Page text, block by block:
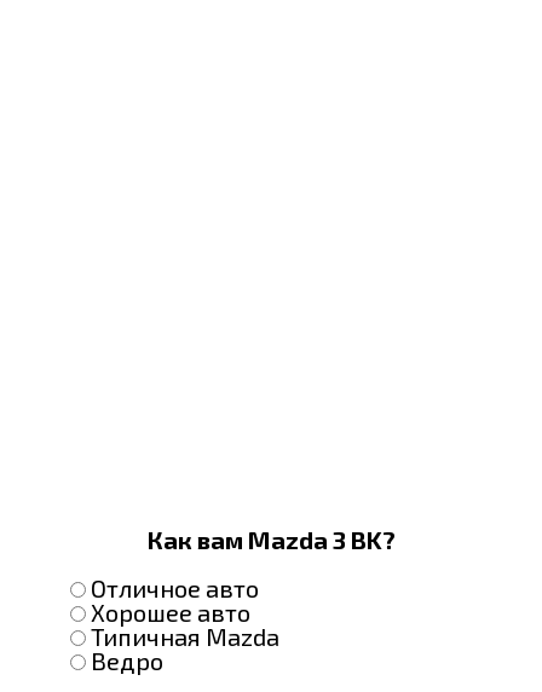
Как вам Mazda 3 BK?
Отличное авто
Хорошее авто
Типичная Mazda
Ведро